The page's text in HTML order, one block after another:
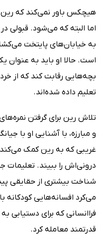
هیچکس باور نمی‌کند که رین
اما البته که می‌شود. قبولی
به خیابان‌های پایتخت
است. حالا او باید به عنوان
بچه‌هایی رقابت کند که از
تعلیم داده شده‌اند.
تلاش رین برای گرفتن
و مبارزه، با آشنایی او با
غریبی که به رین کمک می‌کند
درونی‌اش را ببیند.
شناخت بیشتری از حقایقی
می‌کرد افسانه‌هایی کودکانه
فراانسانی که برای دستیابی
قدرتمند معامله کرد.